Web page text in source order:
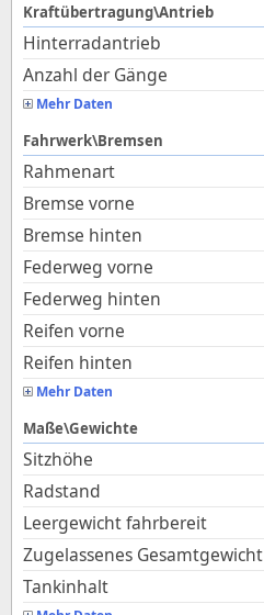
Kraftübertragung\Antrieb
Hinterradantrieb
Anzahl der Gänge
Mehr Daten
Fahrwerk\Bremsen
Rahmenart
Bremse vorne
Bremse hinten
Federweg vorne
Federweg hinten
Reifen vorne
Reifen hinten
Mehr Daten
Maße\Gewichte
Sitzhöhe
Radstand
Leergewicht fahrbereit
Zugelassenes Gesamtgewicht
Tankinhalt